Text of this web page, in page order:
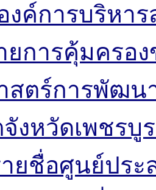
งค์การบริหา
ยการคุ้มครอ
สตร์การพัฒน
จังหวัดเพชรบู
ยชื่อศูนย์ประ